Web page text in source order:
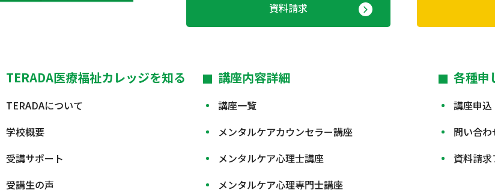
資料請求
TERADA医療福祉カレッジを知る
TERADAについて
学校概要
受講サポート
受講生の声
講座内容詳細
講座一覧
メンタルケアカウンセラー講座
メンタルケア心理士講座
メンタルケア心理専門士講座
各種申
講座申込
問い合
資料請